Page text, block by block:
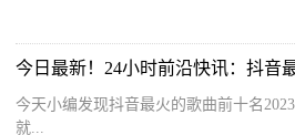
今日最新！24小时前沿快讯：抖音
今天小编发现抖音最火的歌曲前十名
就...